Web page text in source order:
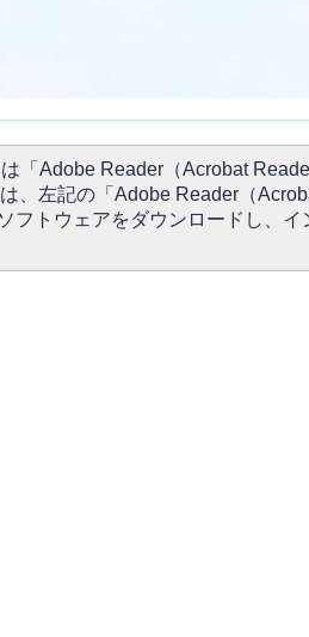
「Adobe Reader（Acrobat
、左記の「Adobe Reader（
フトウェアをダウンロードし、イ